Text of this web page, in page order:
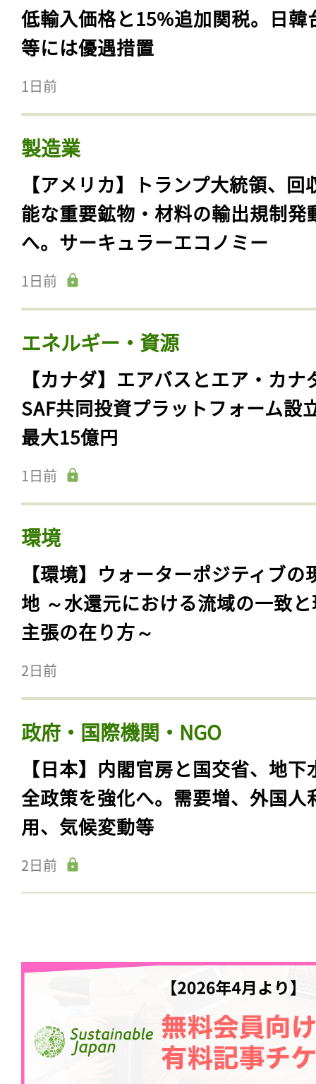
低輸入価格と15%追加関税。日韓
等には優遇措置
1日前
製造業
【アメリカ】トランプ大統領、回
能な重要鉱物・材料の輸出規制発
へ。サーキュラーエコノミー
1日前
エネルギー・資源
【カナダ】エアバスとエア・カナ
SAF共同投資プラットフォーム設
最大15億円
1日前
環境
【環境】ウォーターポジティブの
地 ～水還元における流域の一致
主張の在り方～
2日前
政府・国際機関・NGO
【日本】内閣官房と国交省、地下
全政策を強化へ。需要増、外国人
用、気候変動等
2日前